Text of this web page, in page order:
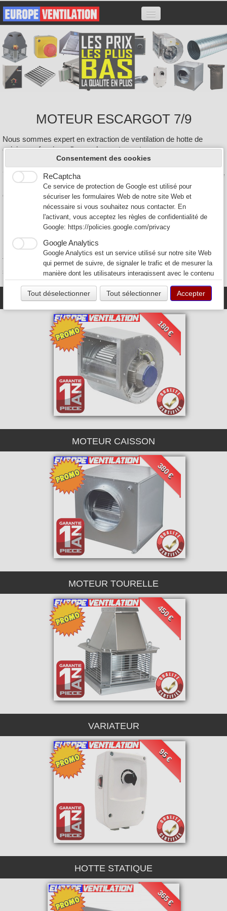
ACCUEIL
HOTTES
MOTEURS
VARIATEURS
ACCESSOIRES
MOTEUR ESCARGOT 7/9
Nous sommes expert en extraction de ventilation de hotte de
cuisine professionnelle pour les restaurants.
7/7 7/9 9/9 10/10, Moteur caisson, Moteur tourelle, les variateurs de
hotte, ainsi que les hottes professionnelles de restaurant et les
caissons anti-odeurs au charbon actif.
Nos prix sont parmis les plus bas de France et nous livrons
partout en France.
Expedition sous 24H après encaissement et à partir de 30 euros
pour la France et la Corse (Hors DOM-TOM)
Tous nos moteurs de hotte de cuisine professionnelle de restaurant
sont garantis 1 an pièce.
MOTEUR ESCARGOT
180 €
MOTEUR CAISSON
380 €
MOTEUR TOURELLE
450 €
VARIATEUR
95 €
HOTTE STATIQUE
365 €
Consentement des cookies
ReCaptcha
Ce service de protection de Google est utilisé pour
sécuriser les formulaires Web de notre site Web et
nécessaire si vous souhaitez nous contacter. En
l'activant, vous acceptez les règles de confidentialité de
Google: https://policies.google.com/privacy
Google Analytics
Google Analytics est un service utilisé sur notre site Web
qui permet de suivre, de signaler le trafic et de mesurer la
manière dont les utilisateurs interagissent avec le contenu
meilleurs services.
Tout déselectionner Tout sélectionner Accepter